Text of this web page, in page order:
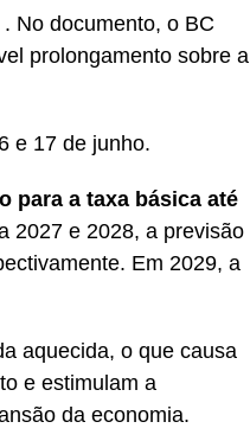
. No documento, o BC
prolongamento sobre a
e 17 de junho.
para a taxa básica até
2027 e 2028, a previsão
Em 2029, a
aquecida, o que causa
e estimulam a
da economia.